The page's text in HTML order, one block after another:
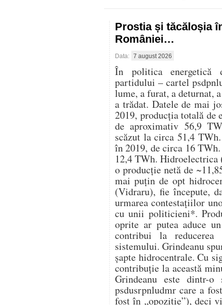
Prostia și tăcăloșia
României…
Data: 7 august 2026
În politica
partidului – cartel
lume, a furat, a deturnat,
a trădat. Datele de mai
2019, producția totală de
de aproximativ 56,9
scăzut la circa 51,4
în 2019, de circa 16
12,4 TWh.
o producție netă de
mai puțin de opt
(Vidraru), fie începute,
urmarea contestațiilor
cu unii politicieni*.
oprite ar putea aduce
contribui la
sistemului. Grindeanu
șapte hidrocentrale. Cu
contribuție la această
Grindeanu este dintr-
psdusrpnludmr care a
fost în „opoziție”), deci